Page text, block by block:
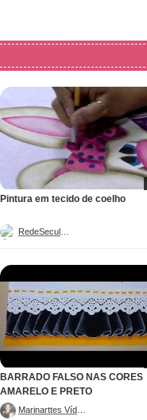
Pintura em tecido de coelho
BARRADO FALSO NAS CORES
AMARELO E PRETO